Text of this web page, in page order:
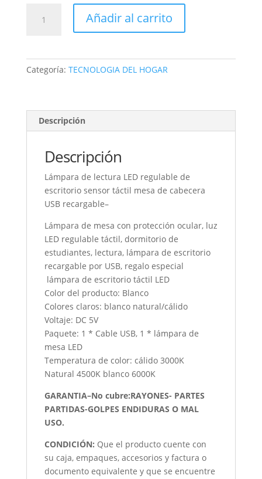
prtection
7032
cantidad
Añadir al carrito
Categoría: TECNOLOGIA DEL HOGAR
Descripción
Descripción
Lámpara de lectura LED regulable de
escritorio sensor táctil mesa de cabecera
USB recargable–
Lámpara de mesa con protección ocular, luz
LED regulable táctil, dormitorio de
estudiantes, lectura, lámpara de escritorio
recargable por USB, regalo especial
lámpara de escritorio táctil LED
Color del producto: Blanco
Colores claros: blanco natural/cálido
Voltaje: DC 5V
Paquete: 1 * Cable USB, 1 * lámpara de
mesa LED
Temperatura de color: cálido 3000K
Natural 4500K blanco 6000K
GARANTIA–No cubre:RAYONES- PARTES
PARTIDAS-GOLPES ENDIDURAS O MAL
USO.
CONDICIÓN: Que el producto cuente con
su caja, empaques, accesorios y factura o
documento equivalente y que se encuentre